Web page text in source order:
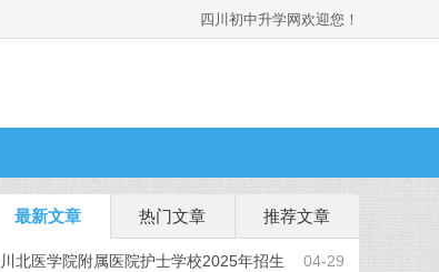
四川初中升学网欢迎您！
最新文章 热门文章 推荐文章
04-29
川北医学院附属医院护士学校2025年招生